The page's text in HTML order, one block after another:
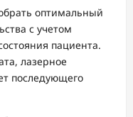
оптимальный
с учетом
пациента.
лазерное
последующего